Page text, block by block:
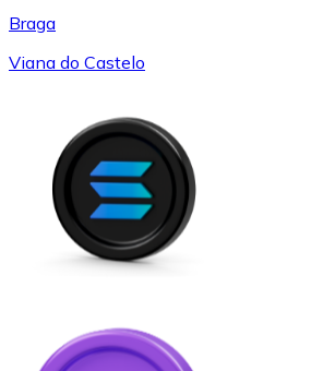
Braga
Viana do Castelo